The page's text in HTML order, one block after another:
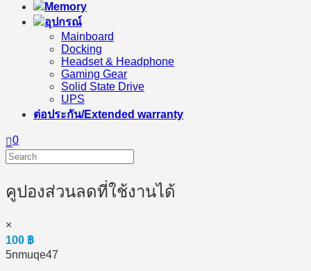
Memory
อุปกรณ์
Mainboard
Docking
Headset & Headphone
Gaming Gear
Solid State Drive
UPS
ต่อประกัน/Extended warranty
0
คูปองส่วนลดที่ใช้งานได้
×
100 ฿
5nmuqe47